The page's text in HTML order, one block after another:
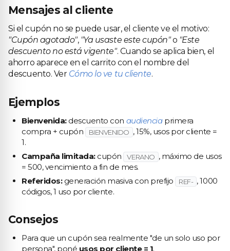
Mensajes al cliente
Si el cupón no se puede usar, el cliente ve el motivo:
"Cupón agotado", "Ya usaste este cupón"o "Este
descuento no está vigente". Cuando se aplica bien, el
ahorro aparece en el carrito con el nombre del
descuento. Ver Cómo lo ve tu cliente.
Ejemplos
Bienvenida:descuento con audienciaprimera
compra + cupón
BIENVENIDO , 15%, usos por cliente =
1.
Campaña limitada:cupón VERANO , máximo de usos
= 500, vencimiento a fin de mes.
Referidos:generación masiva con prefijo REF- , 1000
códigos, 1 uso por cliente.
Consejos
Para que un cupón sea realmente "de un solo uso por
persona", poné usos por cliente = 1.